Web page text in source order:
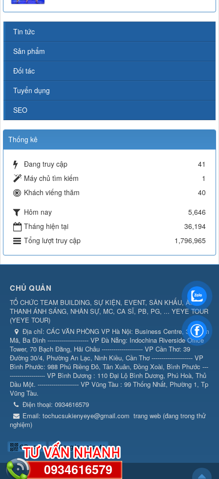
Tin tức
Sản phẩm
Đối tác
Tuyển dụng
SEO
Thống kê
Đang truy cập
41
Máy chủ tìm kiếm
1
Khách viếng thăm
40
Hôm nay
5,646
Tháng hiện tại
36,194
Tổng lượt truy cập
1,796,965
CHỦ QUẢN
TỔ CHỨC TEAM BUILDING, SỰ KIỆN, EVENT, SÂN KHẤU, ÂM
THANH ÁNH SÁNG, NHÂN SỰ, MC, CA SĨ, PB, PG, ... YEYE TOUR
(YEYE TOUR)
Địa chỉ: CÁC VĂN PHÒNG VP Hà Nội: Business Centre, 360 Kim
Mã, Ba Đình --------------------- VP Đà Nẵng: Indochina Riverside Office
Tower, 70 Bạch Đằng, Hải Châu --------------------- VP Cần Thơ: 39
Đường 30/4, Phường An Lạc, Ninh Kiều, Cần Thơ --------------------- VP
Bình Phước: 988 Phú Riềng Đỏ, Tân Xuân, Đồng Xoài, Bình Phước ---
------------------ VP Bình Dương : 110 Đại Lộ Bình Dương, Phú Hoà, Thủ
Dầu Một. --------------------- VP Vũng Tàu : 99 Thống Nhất, Phường 1, Tp
Vũng Tàu.
Điện thoại: 0934616579
Email: tochucsukienyeye@gmail.com trang web (đang trong thử
nghiệm)
QR-code Đang truy cập: 41
0934616579